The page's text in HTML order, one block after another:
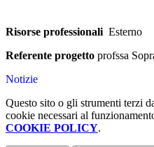
Risorse professionali Esterno
Referente progetto profssa
Notizie
Questo sito o gli strumenti terzi
cookie necessari al
COOKIE POLICY.